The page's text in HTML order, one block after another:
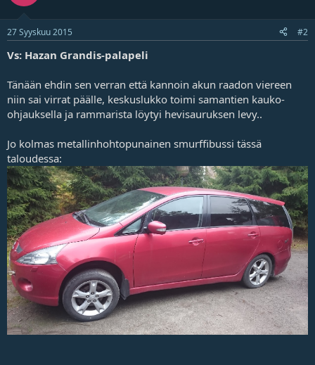
27 Syyskuu 2015 #2
Vs: Hazan Grandis-palapeli
Tänään ehdin sen verran että kannoin akun raadon viereen
niin sai virrat päälle, keskuslukko toimi samantien kauko-
ohjauksella ja rammarista löytyi hevisauruksen levy..
Jo kolmas metallinhohtopunainen smurffibussi tässä
taloudessa: